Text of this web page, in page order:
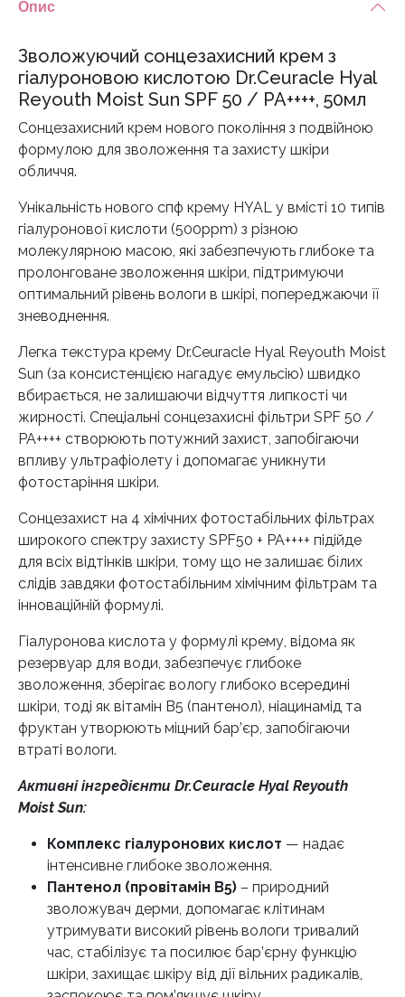
Sun
SPF
50
PA++++,
50мл
кількість
Опис
Зволожуючий сонцезахисний крем з
гіалуроновою кислотою Dr.Ceuracle Hyal
Reyouth Moist Sun SPF 50 / PA++++, 50мл
Сонцезахисний крем нового покоління з подвійною
формулою для зволоження та захисту шкіри
обличчя.
Унікальність нового спф крему HYAL у вмісті 10 типів
гіалуронової кислоти (500ppm) з різною
молекулярною масою, які забезпечують глибоке та
пролонговане зволоження шкіри, підтримуючи
оптимальний рівень вологи в шкірі, попереджаючи її
зневоднення.
Легка текстура крему Dr.Ceuracle Hyal Reyouth Moist
Sun (за консистенцією нагадує емульсію) швидко
вбирається, не залишаючи відчуття липкості чи
жирності. Спеціальні сонцезахисні фільтри SPF 50 /
PA++++ створюють потужний захист, запобігаючи
впливу ультрафіолету і допомагає уникнути
фотостаріння шкіри.
Сонцезахист на 4 хімічних фотостабільних фільтрах
широкого спектру захисту SPF50 + PA++++ підійде
для всіх відтінків шкіри, тому що не залишає білих
слідів завдяки фотостабільним хімічним фільтрам та
інноваційній формулі.
Гіалуронова кислота у формулі крему, відома як
резервуар для води, забезпечує глибоке
зволоження, зберігає вологу глибоко всередині
шкіри, тоді як вітамін B5 (пантенол), ніацинамід та
фруктан утворюють міцний бар’єр, запобігаючи
втраті вологи.
Активні інгредієнти Dr.Ceuracle Hyal Reyouth
Moist Sun:
Комплекс гіалуронових кислот — надає
інтенсивне глибоке зволоження.
Пантенол (провітамін B5) – природний
зволожувач дерми, допомагає клітинам
утримувати високий рівень вологи тривалий
час, стабілізує та посилює бар’єрну функцію
шкіри, захищає шкіру від дії вільних радикалів,